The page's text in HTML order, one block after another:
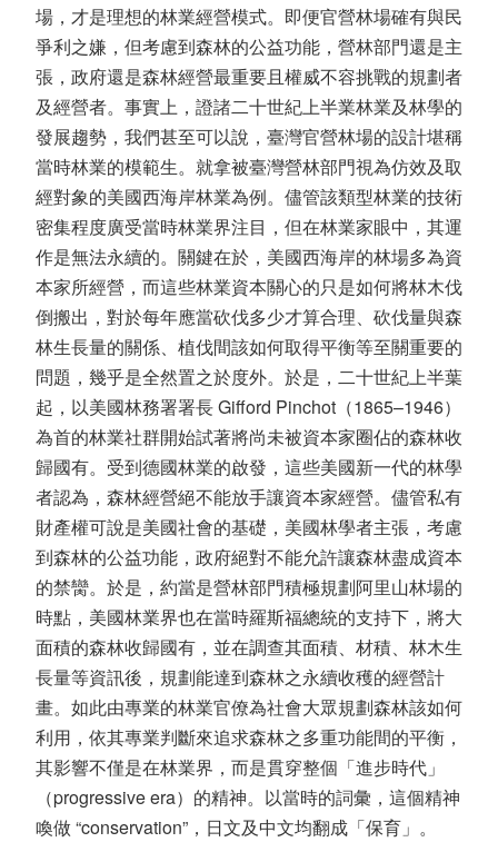
場，才是理想的林業經營模式。即便官營林場確有與民
爭利之嫌，但考慮到森林的公益功能，營林部門還是主
張，政府還是森林經營最重要且權威不容挑戰的規劃者
及經營者。事實上，證諸二十世紀上半業林業及林學的
發展趨勢，我們甚至可以說，臺灣官營林場的設計堪稱
當時林業的模範生。就拿被臺灣營林部門視為仿效及取
經對象的美國西海岸林業為例。儘管該類型林業的技術
密集程度廣受當時林業界注目，但在林業家眼中，其運
作是無法永續的。關鍵在於，美國西海岸的林場多為資
本家所經營，而這些林業資本關心的只是如何將林木伐
倒搬出，對於每年應當砍伐多少才算合理、砍伐量與森
林生長量的關係、植伐間該如何取得平衡等至關重要的
問題，幾乎是全然置之於度外。於是，二十世紀上半葉
起，以美國林務署署長 Gifford Pinchot（1865–1946）
為首的林業社群開始試著將尚未被資本家圈佔的森林收
歸國有。受到德國林業的啟發，這些美國新一代的林學
者認為，森林經營絕不能放手讓資本家經營。儘管私有
財產權可說是美國社會的基礎，美國林學者主張，考慮
到森林的公益功能，政府絕對不能允許讓森林盡成資本
的禁臠。於是，約當是營林部門積極規劃阿里山林場的
時點，美國林業界也在當時羅斯福總統的支持下，將大
面積的森林收歸國有，並在調查其面積、材積、林木生
長量等資訊後，規劃能達到森林之永續收穫的經營計
畫。如此由專業的林業官僚為社會大眾規劃森林該如何
利用，依其專業判斷來追求森林之多重功能間的平衡，
其影響不僅是在林業界，而是貫穿整個「進步時代」
（progressive era）的精神。以當時的詞彙，這個精神
喚做 “conservation”，日文及中文均翻成「保育」。